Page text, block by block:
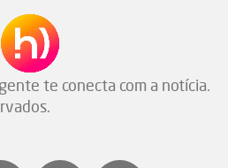
te conecta com a notícia.